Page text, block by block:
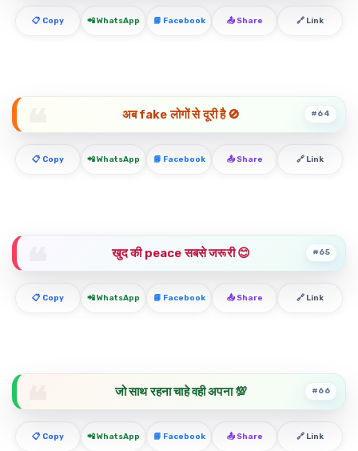
📋 Copy 📲 WhatsApp 📘 Facebook 📤 Share 🔗 Link
अब fake लोगों से दूरी है 🚫 #64
📋 Copy 📲 WhatsApp 📘 Facebook 📤 Share 🔗 Link
खुद की peace सबसे जरूरी 😊 #65
📋 Copy 📲 WhatsApp 📘 Facebook 📤 Share 🔗 Link
जो साथ रहना चाहे वही अपना 💯 #66
📋 Copy 📲 WhatsApp 📘 Facebook 📤 Share 🔗 Link